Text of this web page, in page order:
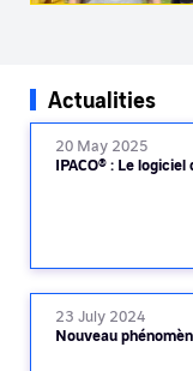
Actualities
20 May 2025
IPACO® : Le
23 July 2024
Nouveau